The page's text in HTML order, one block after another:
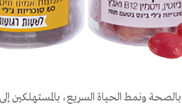
بالصحة ونمط الحياة السريع،